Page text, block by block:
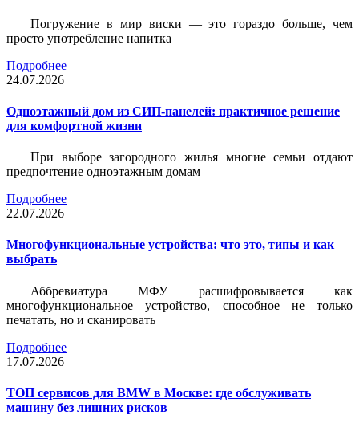
Погружение в мир виски — это гораздо больше, чем
просто употребление напитка
Подробнее
24.07.2026
Одноэтажный дом из СИП-панелей: практичное решение
для комфортной жизни
При выборе загородного жилья многие семьи отдают
предпочтение одноэтажным домам
Подробнее
22.07.2026
Многофункциональные устройства: что это, типы и как
выбрать
Аббревиатура МФУ расшифровывается как
многофункциональное устройство, способное не только
печатать, но и сканировать
Подробнее
17.07.2026
ТОП сервисов для BMW в Москве: где обслуживать
машину без лишних рисков